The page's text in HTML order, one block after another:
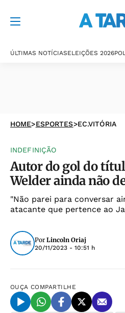
ÚLTIMAS NOTÍCIASELEIÇÕES 2026
HOME>ESPORTES>EC.VITÓRIA
INDEFINIÇÃO
Autor do gol do
Welder ainda não
"Não parei para conversar
atacante que pertence ao
Por Lincoln Oriaj
20/11/2023 - 10:51 h
OUÇA COMPARTILHE